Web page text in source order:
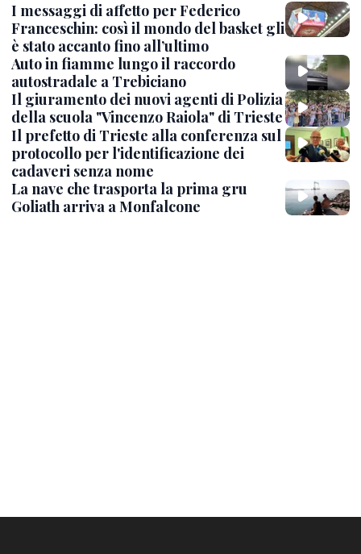
I messaggi di affetto per Federico
Franceschin: così il mondo del basket gli
è stato accanto fino all’ultimo
Auto in fiamme lungo il raccordo
autostradale a Trebiciano
Il giuramento dei nuovi agenti di Polizia
della scuola "Vincenzo Raiola" di Trieste
Il prefetto di Trieste alla conferenza sul
protocollo per l'identificazione dei
cadaveri senza nome
La nave che trasporta la prima gru
Goliath arriva a Monfalcone